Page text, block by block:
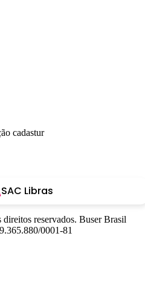
SAC Libras
reservados. Buser Brasil
0001-81